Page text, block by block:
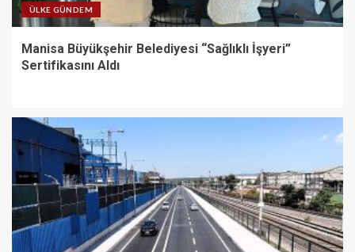
ÜLKE GÜNDEM
Manisa Büyükşehir Belediyesi “Sağlıklı İşyeri”
Sertifikasını Aldı